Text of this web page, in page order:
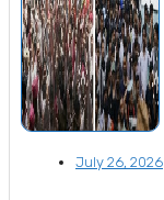
July 26, 2026